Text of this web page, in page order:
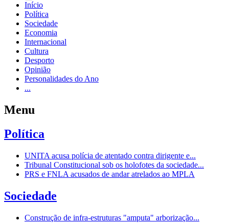
Início
Política
Sociedade
Economia
Internacional
Cultura
Desporto
Opinião
Personalidades do Ano
...
Menu
Política
UNITA acusa polícia de atentado contra dirigente e...
Tribunal Constitucional sob os holofotes da sociedade...
PRS e FNLA acusados de andar atrelados ao MPLA
Sociedade
Construção de infra-estruturas "amputa" arborização...